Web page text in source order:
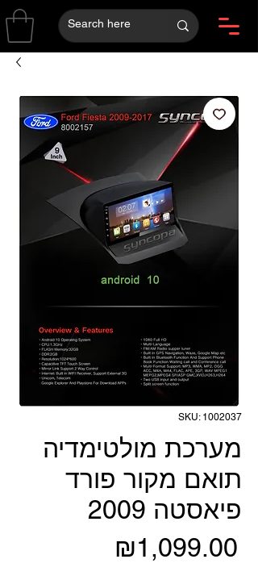
SKU: 1002037
מערכת מולטימדיה
תואם מקור פורד
פיאסטה 2009
₪1,099.00